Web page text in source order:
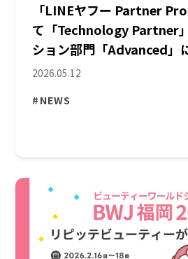
「LINEヤフー Partner
て「Technology Partner
ション部門「Advanced」
2026.05.12
#NEWS